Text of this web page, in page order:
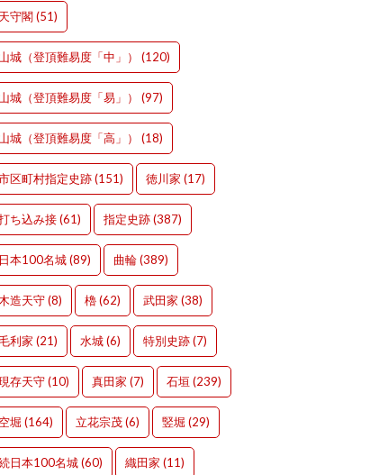
天守閣(51)
山城（登頂難易度「中」） (120)
山城（登頂難易度「易」） (97)
山城（登頂難易度「高」） (18)
区町村指定史跡(151) 徳川家 (17)
ち込み接(61) 指定史跡(387)
日本100名城(89) 曲輪(389)
木造天守(8) 櫓(62) 武田家 (38)
利家 (21) 水城(6) 特別史跡(7)
存天守(10) 真田家 (7) 石垣 (239)
空堀 (164) 立花宗茂(6) 竪堀 (29)
日本100名城(60) 織田家 (11)